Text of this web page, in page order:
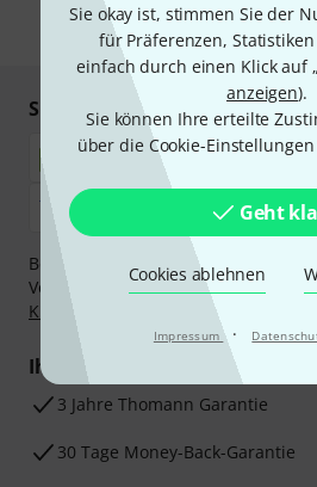
Sie okay ist, stimmen Sie der
für Präferenzen,
einfach durch einen Klick auf
anzeigen).
Sie können Ihre erteilte
über die Cookie-Einstellungen
Geht
Cookies ablehnen
Impressum ·
* Pflichtfeld
Sicher einkaufen & bezahlen
Bezahlen Sie vertraulich und sicher
Vorkasse, PayPal, Amazon Pay,
Klarna Ratenzahlung
oder
Ihre Vorteile
3 Jahre Thomann Garantie
30 Tage Money-Back-Garantie